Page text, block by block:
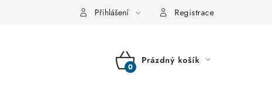
Přihlášení Registrace
NÁKUPNÍ
Prázdný košík